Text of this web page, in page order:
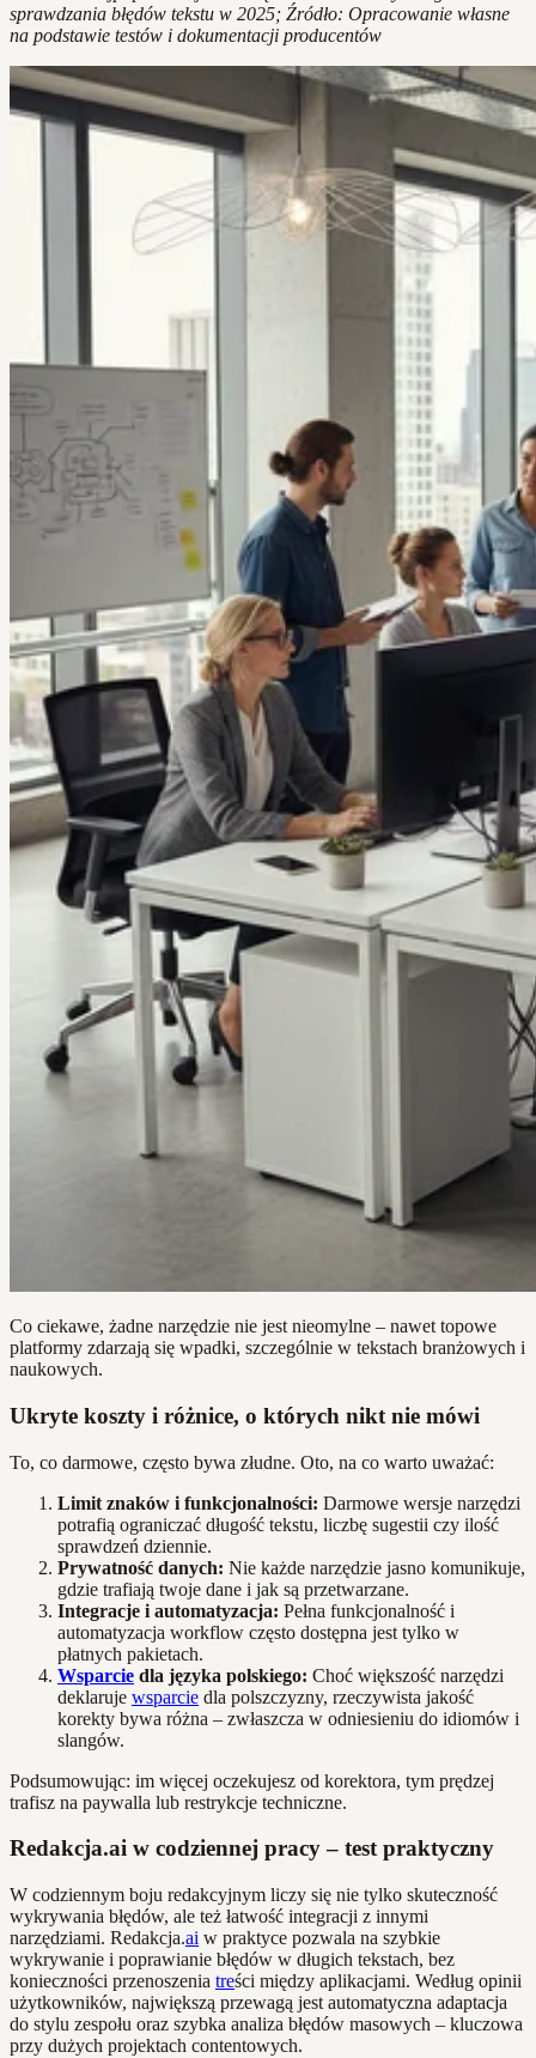
sprawdzania błędów tekstu w 2025; Źródło: Opracowanie własne
na podstawie testów i dokumentacji producentów
Co ciekawe, żadne narzędzie nie jest nieomylne – nawet topowe
platformy zdarzają się wpadki, szczególnie w tekstach branżowych i
naukowych.
Ukryte koszty i różnice, o których nikt nie mówi
To, co darmowe, często bywa złudne. Oto, na co warto uważać:
Limit znaków i funkcjonalności: Darmowe wersje narzędzi
potrafią ograniczać długość tekstu, liczbę sugestii czy ilość
sprawdzeń dziennie.
Prywatność danych: Nie każde narzędzie jasno komunikuje,
gdzie trafiają twoje dane i jak są przetwarzane.
Integracje i automatyzacja: Pełna funkcjonalność i
automatyzacja workflow często dostępna jest tylko w
płatnych pakietach.
Wsparcie dla języka polskiego: Choć większość narzędzi
deklaruje wsparcie dla polszczyzny, rzeczywista jakość
korekty bywa różna – zwłaszcza w odniesieniu do idiomów i
slangów.
Podsumowując: im więcej oczekujesz od korektora, tym prędzej
trafisz na paywalla lub restrykcje techniczne.
Redakcja.ai w codziennej pracy – test praktyczny
W codziennym boju redakcyjnym liczy się nie tylko skuteczność
wykrywania błędów, ale też łatwość integracji z innymi
narzędziami. Redakcja.ai w praktyce pozwala na szybkie
wykrywanie i poprawianie błędów w długich tekstach, bez
konieczności przenoszenia treści między aplikacjami. Według opinii
użytkowników, największą przewagą jest automatyczna adaptacja
do stylu zespołu oraz szybka analiza błędów masowych – kluczowa
przy dużych projektach contentowych.